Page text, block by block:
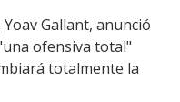
Gallant, anunció
ofensiva total"
totalmente la